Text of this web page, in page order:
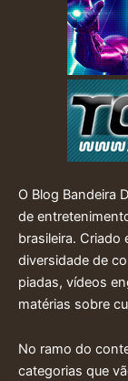
O Blog Bandeira
de
brasileira. Criado
diversidade de
piadas, vídeos
matérias sobre
No ramo do
categorias que